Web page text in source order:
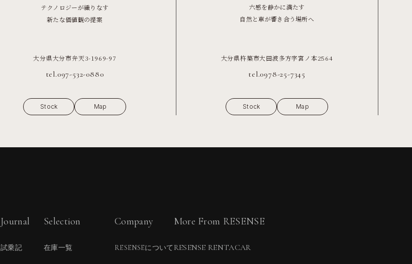
テクノロジーが織りなす
新たな価値観の提案
大分県大分市弁天3-1969-97
tel.097-532-0880
Stock Map
六感を静かに満たす
自然と車が響き合う場所へ
大分県杵築市大田波多方字宮ノ本2564
tel.0978-25-7345
Stock Map
Journal
試乗記
Selection
在庫一覧
Company
RESENSEについて
More From RESENSE
RESENSE RENTACAR